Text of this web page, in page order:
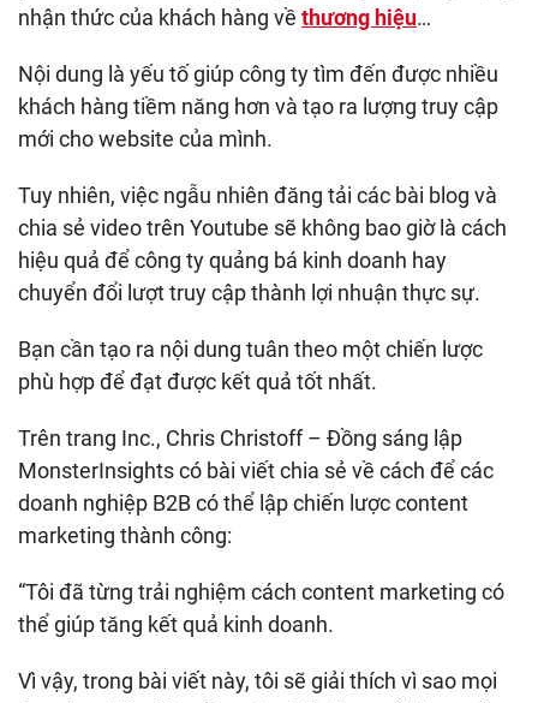
nhận thức của khách hàng về thương hiệu…
Nội dung là yếu tố giúp công ty tìm đến được nhiều
khách hàng tiềm năng hơn và tạo ra lượng truy cập
mới cho website của mình.
Tuy nhiên, việc ngẫu nhiên đăng tải các bài blog và
chia sẻ video trên Youtube sẽ không bao giờ là cách
hiệu quả để công ty quảng bá kinh doanh hay
chuyển đổi lượt truy cập thành lợi nhuận thực sự.
Bạn cần tạo ra nội dung tuân theo một chiến lược
phù hợp để đạt được kết quả tốt nhất.
Trên trang Inc., Chris Christoff – Đồng sáng lập
MonsterInsights có bài viết chia sẻ về cách để các
doanh nghiệp B2B có thể lập chiến lược content
marketing thành công:
“Tôi đã từng trải nghiệm cách content marketing có
thể giúp tăng kết quả kinh doanh.
Vì vậy, trong bài viết này, tôi sẽ giải thích vì sao mọi